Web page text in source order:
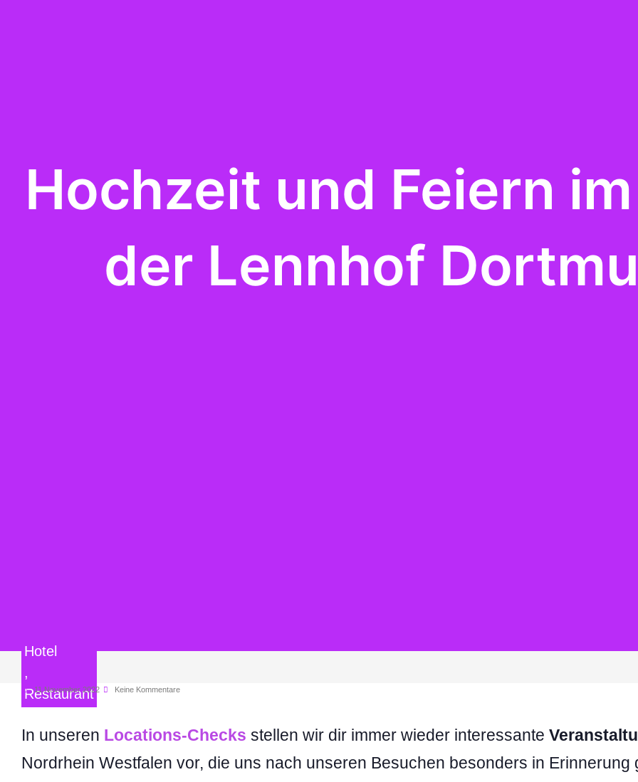
Hochzeit und Feiern
der Lennhof
Hotel
,
Restaurant
11.November 2022 Keine Kommentare
In unseren Locations-Checks stellen wir dir immer wieder interessante
Nordrhein Westfalen vor, die uns nach unseren Besuchen besonders in Erinnerung